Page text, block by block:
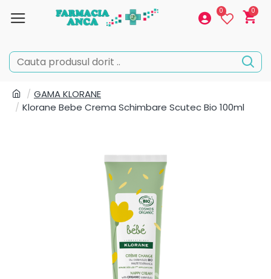
0 0
GAMA KLORANE
Klorane Bebe Crema Schimbare Scutec Bio 100ml